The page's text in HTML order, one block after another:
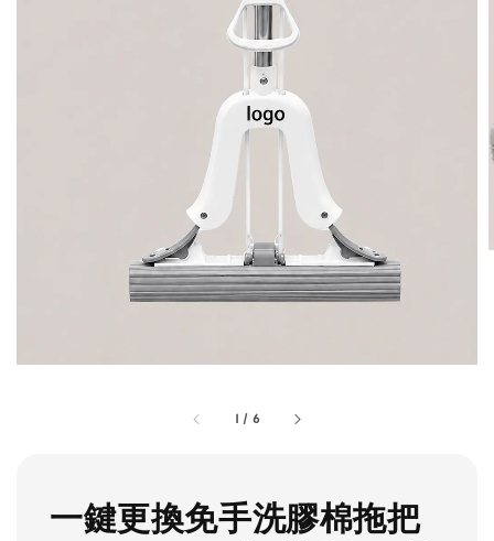
1 / 6
一鍵更換免手洗膠棉拖把